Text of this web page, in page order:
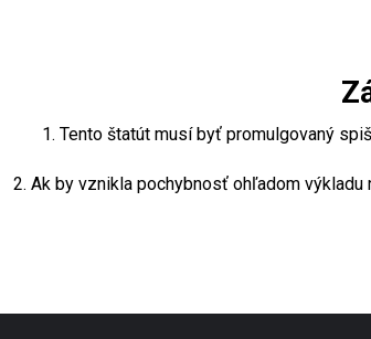
1. Tento štatút musí byť promulgovaný
2. Ak by vznikla pochybnosť ohľadom výkladu